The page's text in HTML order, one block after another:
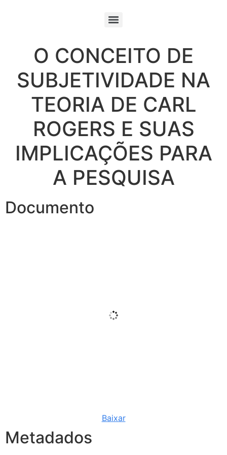
O CONCEITO DE
SUBJETIVIDADE NA
TEORIA DE CARL
ROGERS E SUAS
IMPLICAÇÕES PARA
A PESQUISA
Documento
Baixar
Metadados